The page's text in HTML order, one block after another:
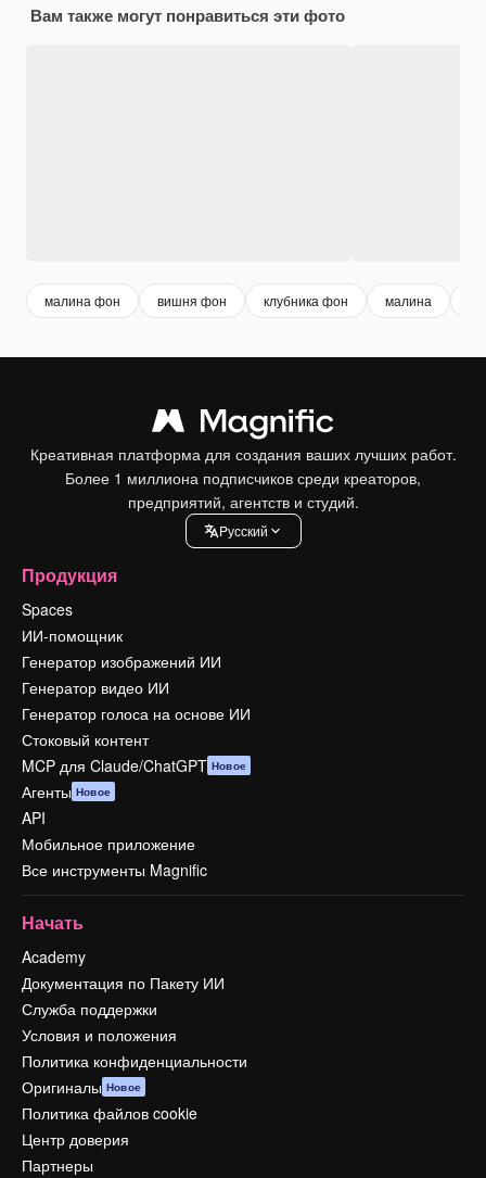
Вам также могут понравиться эти фото
малина фон вишня фон клубника фон малина
Креативная платформа для создания ваших лучших работ.
Более 1 миллиона подписчиков среди креаторов,
предприятий, агентств и студий.
Pусский
Продукция
Spaces
ИИ-помощник
Генератор изображений ИИ
Генератор видео ИИ
Генератор голоса на основе ИИ
Стоковый контент
MCP для Claude/ChatGPT Новое
Агенты Новое
API
Мобильное приложение
Все инструменты Magnific
Начать
Academy
Документация по Пакету ИИ
Служба поддержки
Условия и положения
Политика конфиденциальности
Оригиналы Новое
Политика файлов cookie
Центр доверия
Партнеры